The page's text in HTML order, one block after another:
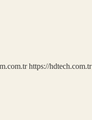
https://hdtech.com.tr